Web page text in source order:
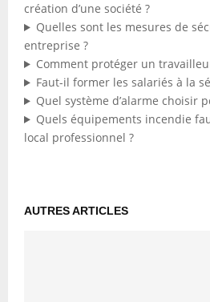
création d’une société ?
Quelles sont les mesures de
entreprise ?
Comment protéger un
Faut-il former les salariés à la
Quel système d’alarme choisir
Quels équipements incendie
local professionnel ?
AUTRES ARTICLES